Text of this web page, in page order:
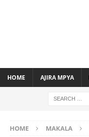
HOME AJIRA MPYA
HOME MAKALA